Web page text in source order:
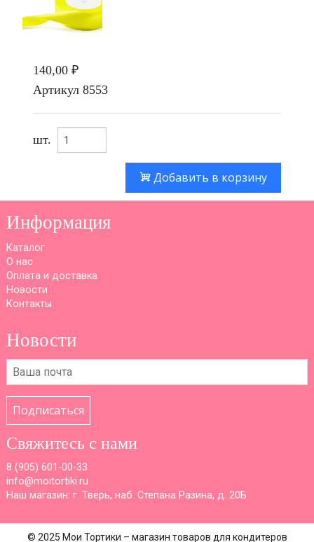
140,00 ₽
Артикул 8553
шт.
Добавить в корзину
Информация
Каталог
О нас
Оплата и доставка
Новости
Контакты
Новости
Подписаться
Свяжитесь с нами
8 (905) 601-00-33
info@moitortiki.ru
Наш магазин: г. Тверь, наб. Степана Разина, д. 20Б
© 2025 Мои Тортики – магазин товаров для кондитеров